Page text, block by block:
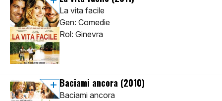
La vita facile
Gen: Comedie
Rol: Ginevra
Baciami ancora (2010)
Baciami ancora